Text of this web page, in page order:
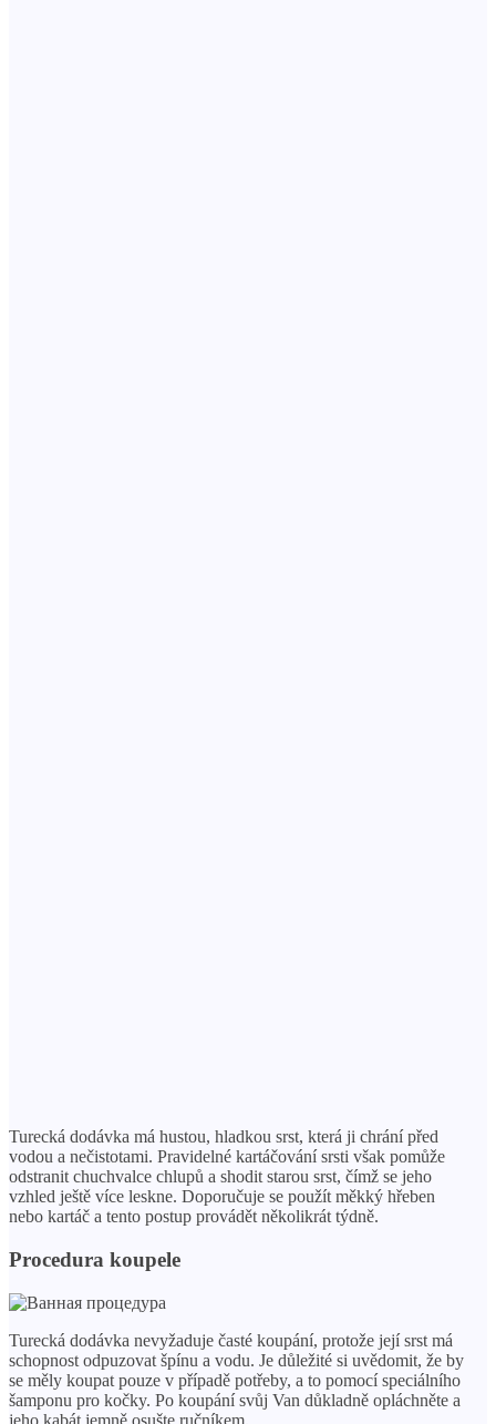
Turecká dodávka má hustou, hladkou srst, která ji chrání před
vodou a nečistotami. Pravidelné kartáčování srsti však pomůže
odstranit chuchvalce chlupů a shodit starou srst, čímž se jeho
vzhled ještě více leskne. Doporučuje se použít měkký hřeben
nebo kartáč a tento postup provádět několikrát týdně.
Procedura koupele
Turecká dodávka nevyžaduje časté koupání, protože její srst má
schopnost odpuzovat špínu a vodu. Je důležité si uvědomit, že by
se měly koupat pouze v případě potřeby, a to pomocí speciálního
šamponu pro kočky. Po koupání svůj Van důkladně opláchněte a
jeho kabát jemně osušte ručníkem.